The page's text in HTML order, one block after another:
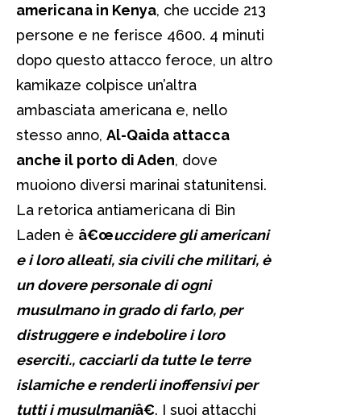
americana in Kenya, che uccide 213
persone e ne ferisce 4600. 4 minuti
dopo questo attacco feroce, un altro
kamikaze colpisce un’altra
ambasciata americana e, nello
stesso anno, Al-Qaida attacca
anche il porto di Aden, dove
muoiono diversi marinai statunitensi.
La retorica antiamericana di Bin
Laden è â€œuccidere gli americani
e i loro alleati, sia civili che militari, è
un dovere personale di ogni
musulmano in grado di farlo, per
distruggere e indebolire i loro
eserciti., cacciarli da tutte le terre
islamiche e renderli inoffensivi per
tutti i musulmaniâ€. I suoi attacchi